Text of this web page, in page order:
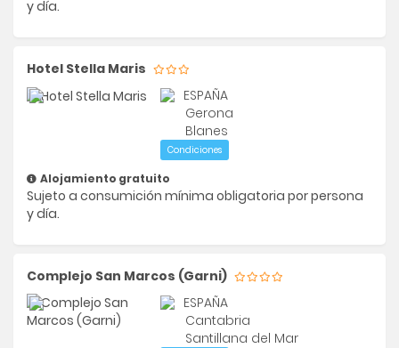
y día.
Hotel Stella Maris
ESPAÑA
Gerona
Blanes
Condiciones
Alojamiento gratuito
Sujeto a consumición mínima obligatoria por persona
y día.
Complejo San Marcos (Garni)
ESPAÑA
Cantabria
Santillana del Mar